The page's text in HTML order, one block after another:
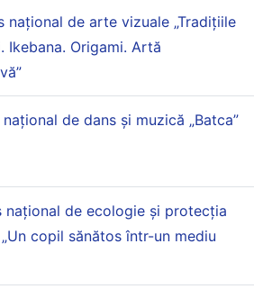
național de arte vizuale „Tradițiile
Ikebana. Origami. Artă
național de dans și muzică „Batca”
național de ecologie și protecția
copil sănătos într-un mediu